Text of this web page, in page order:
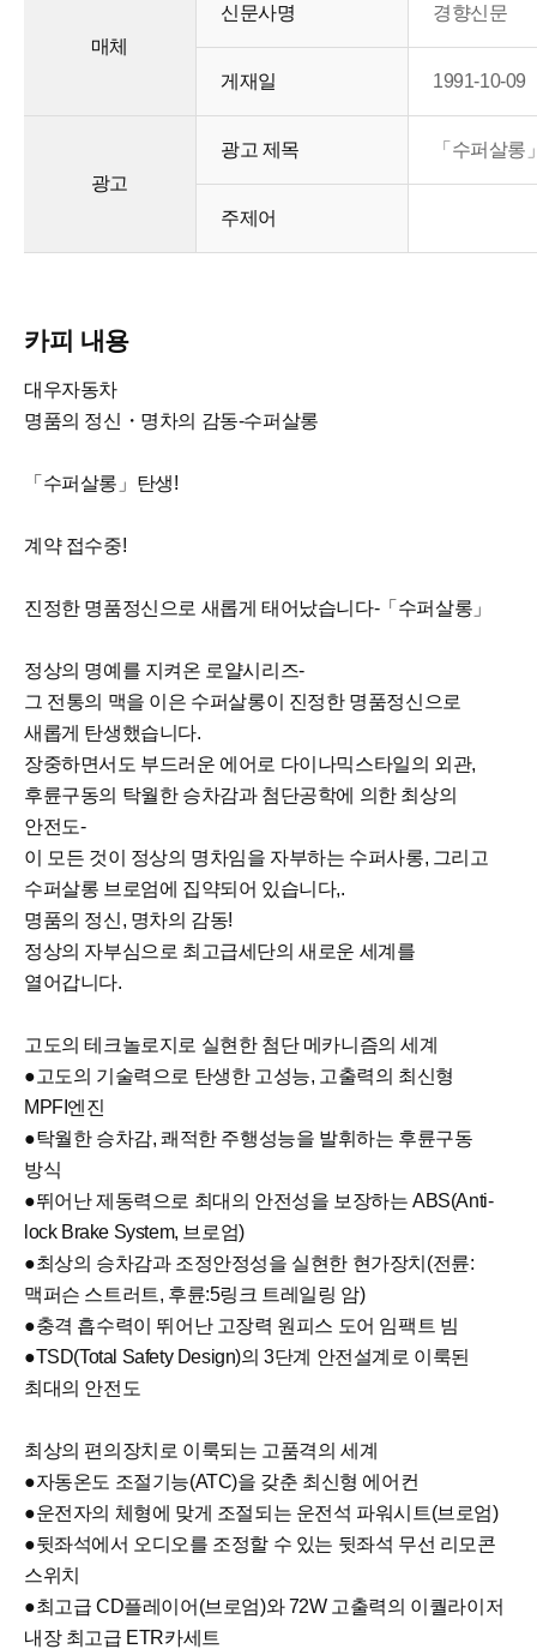
매체
신문사명 경향신문
게재일 1991-10-09
광고
광고 제목 「수퍼살롱
주제어
카피 내용
대우자동차
명품의 정신・명차의 감동-수퍼살롱
「수퍼살롱」탄생!
계약 접수중!
진정한 명품정신으로 새롭게 태어났습니다-「수퍼살롱」
정상의 명예를 지켜온 로얄시리즈-
그 전통의 맥을 이은 수퍼살롱이 진정한 명품정신으로
새롭게 탄생했습니다.
장중하면서도 부드러운 에어로 다이나믹스타일의 외관,
후륜구동의 탁월한 승차감과 첨단공학에 의한 최상의
안전도-
이 모든 것이 정상의 명차임을 자부하는 수퍼사롱, 그리고
수퍼살롱 브로엄에 집약되어 있습니다,.
명품의 정신, 명차의 감동!
정상의 자부심으로 최고급세단의 새로운 세계를
열어갑니다.
고도의 테크놀로지로 실현한 첨단 메카니즘의 세계
●고도의 기술력으로 탄생한 고성능, 고출력의 최신형
MPFI엔진
●탁월한 승차감, 쾌적한 주행성능을 발휘하는 후륜구동
방식
●뛰어난 제동력으로 최대의 안전성을 보장하는 ABS(Anti-
lock Brake System, 브로엄)
●최상의 승차감과 조정안정성을 실현한 현가장치(전륜:
맥퍼슨 스트러트, 후륜:5링크 트레일링 암)
●충격 흡수력이 뛰어난 고장력 원피스 도어 임팩트 빔
●TSD(Total Safety Design)의 3단계 안전설계로 이룩된
최대의 안전도
최상의 편의장치로 이룩되는 고품격의 세계
●자동온도 조절기능(ATC)을 갖춘 최신형 에어컨
●운전자의 체형에 맞게 조절되는 운전석 파워시트(브로엄)
●뒷좌석에서 오디오를 조정할 수 있는 뒷좌석 무선 리모콘
스위치
●최고급 CD플레이어(브로엄)와 72W 고출력의 이퀄라이저
내장 최고급 ETR카세트